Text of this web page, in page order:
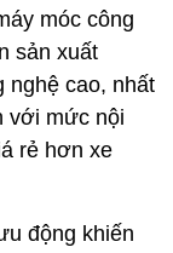
móc công
sản xuất
nghệ cao, nhất
với mức nội
rẻ hơn xe
động khiến